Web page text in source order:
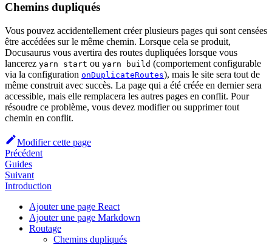
Chemins dupliqués
Vous pouvez accidentellement créer plusieurs pages qui sont censées
être accédées sur le même chemin. Lorsque cela se produit,
Docusaurus vous avertira des routes dupliquées lorsque vous
lancerez yarn start ou yarn build (comportement configurable
via la configuration onDuplicateRoutes), mais le site sera tout de
même construit avec succès. La page qui a été créée en dernier sera
accessible, mais elle remplacera les autres pages en conflit. Pour
résoudre ce problème, vous devez modifier ou supprimer tout
chemin en conflit.
Modifier cette page
Précédent
Guides
Suivant
Introduction
Ajouter une page React
Ajouter une page Markdown
Routage
Chemins dupliqués